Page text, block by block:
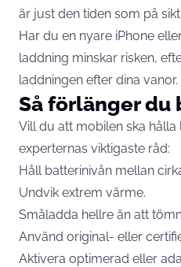
är just den tiden som på
Har du en nyare iPhone
laddning minskar risken,
laddningen efter dina vanor.
Så förlänger du
Vill du att mobilen ska hålla
experternas viktigaste råd:
Håll batterinivån mellan
Undvik extrem värme.
Småladda hellre än att
Använd original- eller
Aktivera optimerad eller